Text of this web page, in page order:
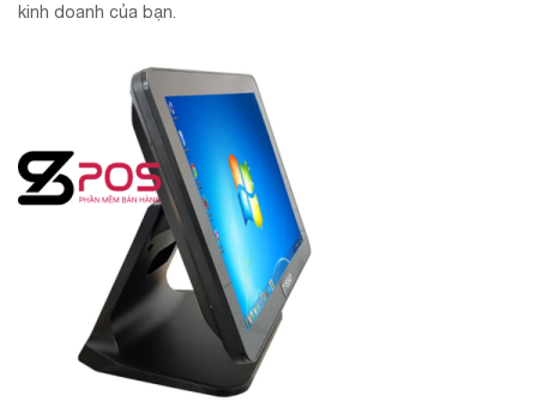
kinh doanh của bạn.